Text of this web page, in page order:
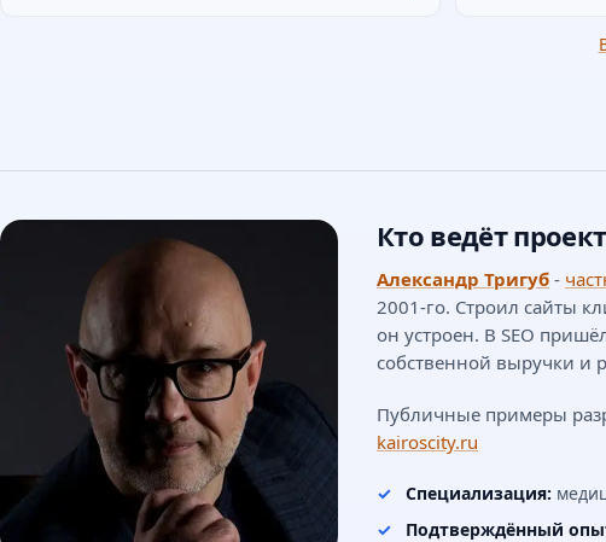
Кто ведёт проект
Александр Тригуб -
2001-го. Строил сайты
он устроен. В SEO
собственной выручки и
Публичные примеры
kairoscity.ru
Специализация:
Подтверждённый